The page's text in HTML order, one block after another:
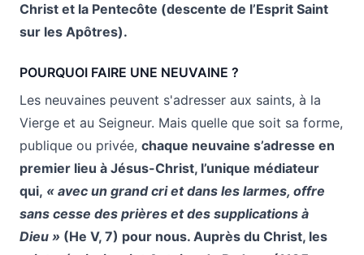
Christ et la Pentecôte (descente de l’Esprit Saint
sur les Apôtres).
POURQUOI FAIRE UNE NEUVAINE ?
Les neuvaines peuvent s'adresser aux saints, à la
Vierge et au Seigneur. Mais quelle que soit sa forme,
publique ou privée, chaque neuvaine s’adresse en
premier lieu à Jésus-Christ, l’unique médiateur
qui, « avec un grand cri et dans les larmes, offre
sans cesse des prières et des supplications à
Dieu » (He V, 7) pour nous. Auprès du Christ, les